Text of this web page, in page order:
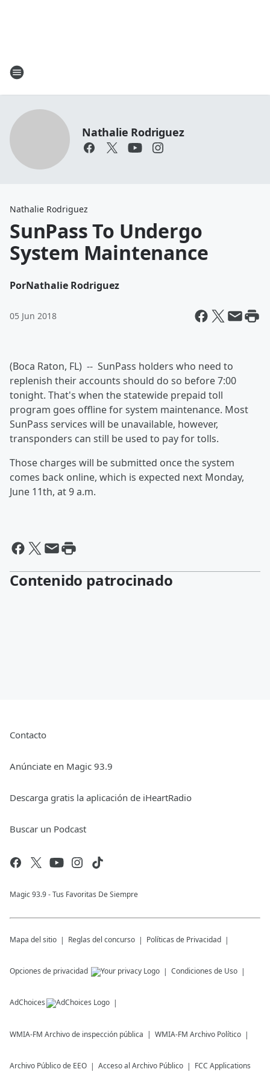
Nathalie Rodriguez
Nathalie Rodriguez
SunPass To Undergo
System Maintenance
PorNathalie Rodriguez
05 Jun 2018
(Boca Raton, FL) -- SunPass holders who need to
replenish their accounts should do so before 7:00
tonight. That's when the statewide prepaid toll
program goes offline for system maintenance. Most
SunPass services will be unavailable, however,
transponders can still be used to pay for tolls.
Those charges will be submitted once the system
comes back online, which is expected next Monday,
June 11th, at 9 a.m.
Contenido patrocinado
Contacto
Anúnciate en Magic 93.9
Descarga gratis la aplicación de iHeartRadio
Buscar un Podcast
Magic 93.9 - Tus Favoritas De Siempre
Mapa del sitio Reglas del concurso Políticas de Privacidad
Opciones de privacidad Condiciones de Uso
AdChoices
WMIA-FM Archivo de inspección pública WMIA-FM Archivo Político
Archivo Público de EEO Acceso al Archivo Público FCC Applications